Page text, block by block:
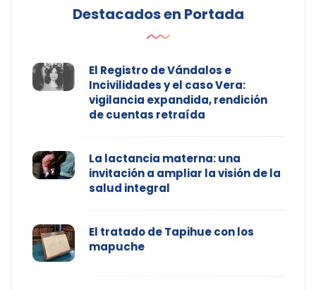
Destacados en Portada
El Registro de Vándalos e
Incivilidades y el caso Vera:
vigilancia expandida, rendición
de cuentas retraída
La lactancia materna: una
invitación a ampliar la visión de la
salud integral
El tratado de Tapihue con los
mapuche